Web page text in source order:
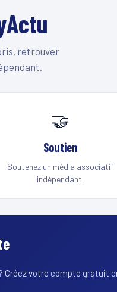
retrouver
🤝
Soutien
Soutenez un média associatif
indépendant.
Créez votre compte gratuit